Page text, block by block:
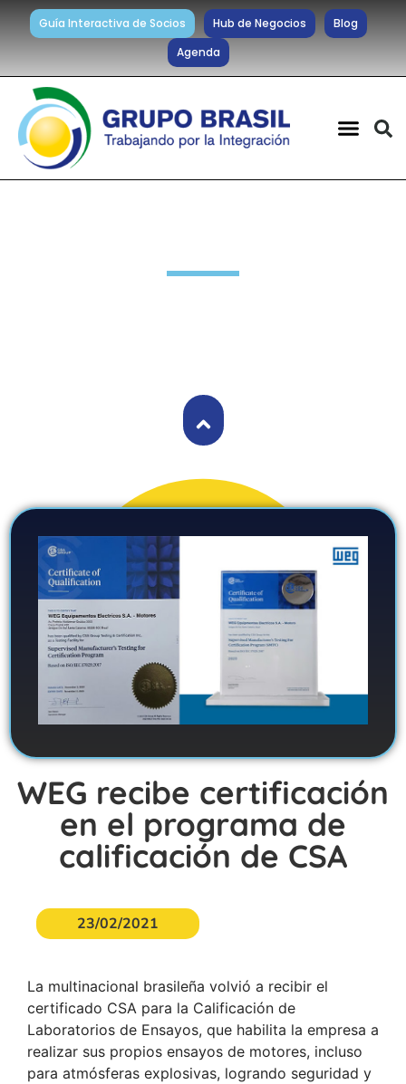
Guía Interactiva de Socios Hub de Negocios
Blog
Agenda
WEG recibe certificación
en el programa de
calificación de CSA
23/02/2021
La multinacional brasileña volvió a recibir el
certificado CSA para la Calificación de
Laboratorios de Ensayos, que habilita la empresa a
realizar sus propios ensayos de motores, incluso
para atmósferas explosivas, logrando seguridad y